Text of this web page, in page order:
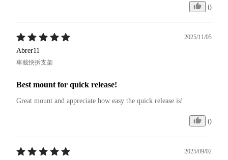
0
2025/11/05
Abrer11
車載快拆支架
Best mount for quick release!
Great mount and appreciate how easy the quick release is!
0
2025/09/02